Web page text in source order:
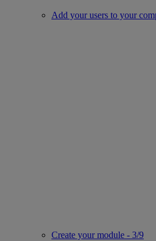
Add your users to your
Create your module - 3/9